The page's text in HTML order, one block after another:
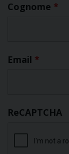
Cognome *
Email *
ReCAPTCHA